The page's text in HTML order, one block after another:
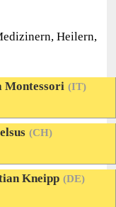
Heilern,
Montessori (IT)
(CH)
Kneipp (DE)